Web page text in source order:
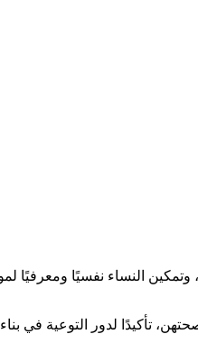
وتمكين النساء نفسيًا
تأكيدًا لدور التوعية في